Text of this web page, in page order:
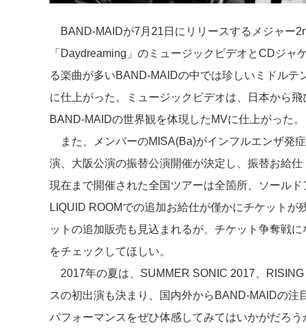
BAND-MAIDが7月21日にリリースするメジャー
「Daydreaming」のミュージックビデオとCDジ
る楽曲が多いBAND-MAIDの中では珍しいミドル
に仕上がった。ミュージックビデオは、日本から
BAND-MAIDの世界観を体現したMVに仕上がった。
また、メンバーのMISA(Ba)がインフルエンザ発
演、大阪公演の振替公演開催が決定し、振替お給
現在まで開催された全国ツアーは全箇所、ソール
LIQUID ROOMでの追加お給仕が僅かにチケット
ットの追加販売も見込まれるが、チケット争奪戦
をチェックしてほしい。
2017年の夏は、SUMMER SONIC 2017、
スの初出演も決まり、国内外からBAND-MAIDの
パフォーマンスをぜひ体感してみてはいかがだろう